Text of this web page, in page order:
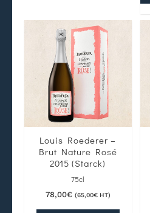
Louis Roederer –
Brut Nature Rosé
2015 (Starck)
75cl
78,00€ (65,00€HT)